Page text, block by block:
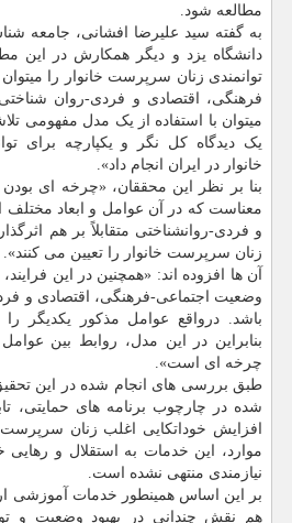
مطالعه شود.
به گفته سید علیرضا افشانی، جامعه
دانشگاه یزد و دیگر همکارش در این
توانمندی زنان سرپرست خانوار را
فرهنگی، اقتصادی و فردی-روان
میتوان با استفاده از یک مدل مفهومی
یک دیدگاه کل نگر و یکپارچه برای
خانوار در ایران انجام داد».
بنا بر نظر این محققان، «چرخه ای بودن
معناست که در آن عوامل و ابعاد مختلف
و فردی-روانشناختی متقابلاً بر هم
زنان سرپرست خانوار را تعیین می کنند».
آن ها افزوده اند: «همچنین در این
وضعیت اجتماعی-فرهنگی، اقتصادی و
باشد. درواقع عوامل مذکور یکدیگر
بنابراین در این مدل، روابط بین
چرخه ای است».
طبق بررسی های انجام شده در این
شده در چارچوب برنامه های حمایتی،
افزایش خوداتکایی اغلب زنان سرپرست
موارد، این خدمات به استقلال و
نیازمندی منتهی نشده است.
بر این اساس همینطور خدمات آموزشی
هم نقش چندانی در بهبود وضعیت و